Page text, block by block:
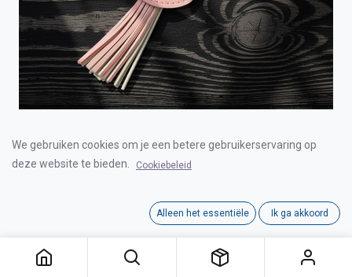
Interne referentie: 00122019
We gebruiken cookies om je een betere gebruikerservaring op
deze website te bieden.
Cookiebeleid
Alleen het essentiële Ik ga akkoord